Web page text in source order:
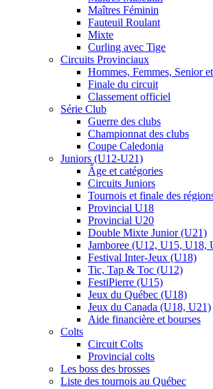
Maîtres Féminin
Fauteuil Roulant
Mixte
Curling avec Tige
Circuits Provinciaux
Hommes, Femmes, Senior
Finale du circuit
Classement officiel
Série Club
Guerre des clubs
Championnat des clubs
Coupe Caledonia
Juniors (U12-U21)
Âge et catégories
Circuits Juniors
Tournois et finale des
Provincial U18
Provincial U20
Double Mixte Junior (U21)
Jamboree (U12, U15, U18,
Festival Inter-Jeux (U18)
Tic, Tap & Toc (U12)
FestiPierre (U15)
Jeux du Québec (U18)
Jeux du Canada (U18, U21)
Aide financière et bourses
Colts
Circuit Colts
Provincial colts
Les boss des brosses
Liste des tournois au Québec